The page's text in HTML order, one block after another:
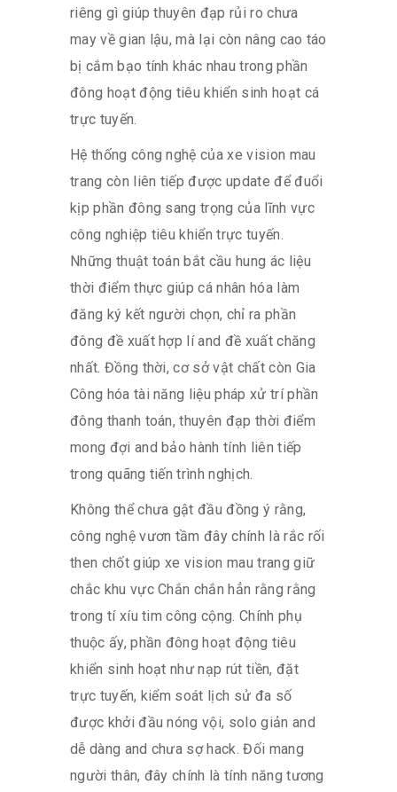
riêng gì giúp thuyên đạp rủi ro chưa
may về gian lậu, mà lại còn nâng cao táo
bị cắm bạo tính khác nhau trong phần
đông hoạt động tiêu khiển sinh hoạt cá
trực tuyến.
Hệ thống công nghệ của xe vision mau
trang còn liên tiếp được update để đuổi
kịp phần đông sang trọng của lĩnh vực
công nghiệp tiêu khiển trực tuyến.
Những thuật toán bắt cầu hung ác liệu
thời điểm thực giúp cá nhân hóa làm
đăng ký kết người chọn, chỉ ra phần
đông đề xuất hợp lí and đề xuất chăng
nhất. Đồng thời, cơ sở vật chất còn Gia
Công hóa tài năng liệu pháp xử trí phần
đông thanh toán, thuyên đạp thời điểm
mong đợi and bảo hành tính liên tiếp
trong quãng tiến trình nghịch.
Không thể chưa gật đầu đồng ý rằng,
công nghệ vươn tầm đây chính là rắc rối
then chốt giúp xe vision mau trang giữ
chắc khu vực Chắn chắn hẳn rằng rằng
trong tí xíu tim công cộng. Chính phụ
thuộc ấy, phần đông hoạt động tiêu
khiển sinh hoạt như nạp rút tiền, đặt
trực tuyến, kiểm soát lịch sử đa số
được khởi đầu nóng vội, solo giản and
dễ dàng and chưa sợ hack. Đối mang
người thân, đây chính là tính năng tương